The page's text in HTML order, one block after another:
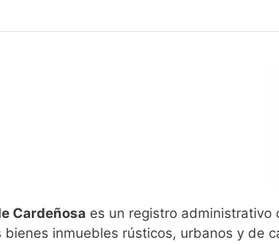
Cardeñosa es un registro administrativo
bienes inmuebles rústicos, urbanos y de